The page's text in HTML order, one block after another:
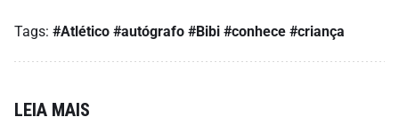
Tags: #Atlético #autógrafo #Bibi #conhece #criança
LEIA MAIS